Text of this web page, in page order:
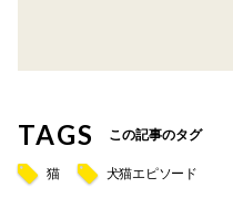
TAGS この記事のタグ
猫 犬猫エピソード